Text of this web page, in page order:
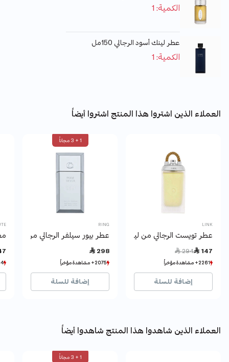
الكمية: 1
عطر لينك أسود الرجالي 150مل
الكمية: 1
العملاء الذين اشتروا هذا المنتج اشتروا أيضاً
LINK
عطر تويست الرجالي من لينك 100مل
 147
Price reduced from
 294
2261+ مشاهدة مؤخراً
1638+ بيع مؤخراً
2261+ مشاهدة مؤخراً
1638+ بيع مؤخراً
إضافة للسلة
1 + 3 مجاناً
RING
عطر بيور سيلفر الرجالي من رينج
 298
2075+ مشاهدة مؤخراً
2720+ بيع مؤخراً
2075+ مشاهدة مؤخراً
2720+ بيع مؤخراً
إضافة للسلة
194+
194+
العملاء الذين شاهدوا هذا المنتج شاهدوا أيضاً
1 + 3 مجاناً